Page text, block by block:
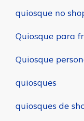
quiosque no
Quiosque para
Quiosque
quiosques
quiosques de